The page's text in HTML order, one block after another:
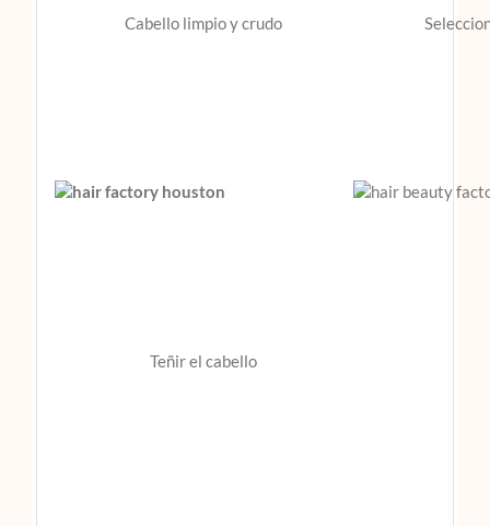
Cabello limpio y crudo
Teñir el cabello